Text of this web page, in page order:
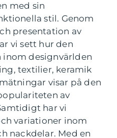
med sin
stil. Genom
presentation av
vi sett hur den
inom designvärlden
textilier, keramik
visar på den
av
har vi
variationer inom
nackdelar. Med en